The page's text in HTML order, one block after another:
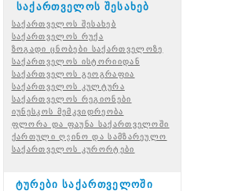
საქართველოს შესახებ
საქართველოს შესახებ
საქართველოს რუქა
ზოგადი ცნობები საქართველოზე
საქართველოს ისტორიიდან
საქართველოს გეოგრაფია
საქართველოს კულტურა
საქართველოს რეგიონები
იუნესკოს მემკვიდრეობა
ფლორა და ფაუნა საქართველოში
ქართული ღვინო და სამზარეულო
საქართველოს კურორტები
ტურები საქართველოში